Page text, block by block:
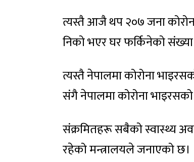
त्यस्तै आजै थप २०७ जना
निको भएर घर फर्किनेको
त्यस्तै नेपालमा कोरोना
संगै नेपालमा कोरोना
संक्रमितहरू सबैको स्वास्थ्य
रहेको मन्त्रालयले जनाएको छ।